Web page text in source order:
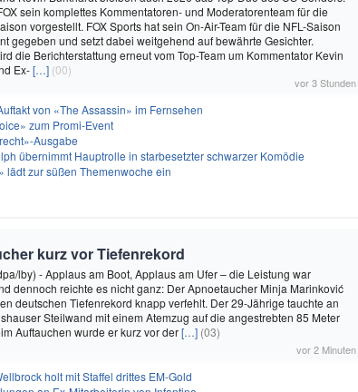
sein komplettes Kommentatoren- und Moderatorenteam für die
vorgestellt. FOX Sports hat sein On-Air-Team für die NFL-Saison
gegeben und setzt dabei weitgehend auf bewährte Gesichter.
die Berichterstattung erneut vom Top-Team um Kommentator Kevin
Ex-[…] (00)
vor 3 Stunden
von «The Assassin» im Fernsehen
zum Promi-Event
Ausgabe
übernimmt Hauptrolle in starbesetzter schwarzer Komödie
lädt zur süßen Themenwoche ein
kurz vor Tiefenrekord
lby) - Applaus am Boot, Applaus am Ufer – die Leistung war
dennoch reichte es nicht ganz: Der Apnoetaucher Minja Marinković
deutschen Tiefenrekord knapp verfehlt. Der 29-Jährige tauchte an
Steilwand mit einem Atemzug auf die angestrebten 85 Meter
Auftauchen wurde er kurz vor der[…] (03)
vor 2 Minuten
holt mit Staffel drittes EM-Gold